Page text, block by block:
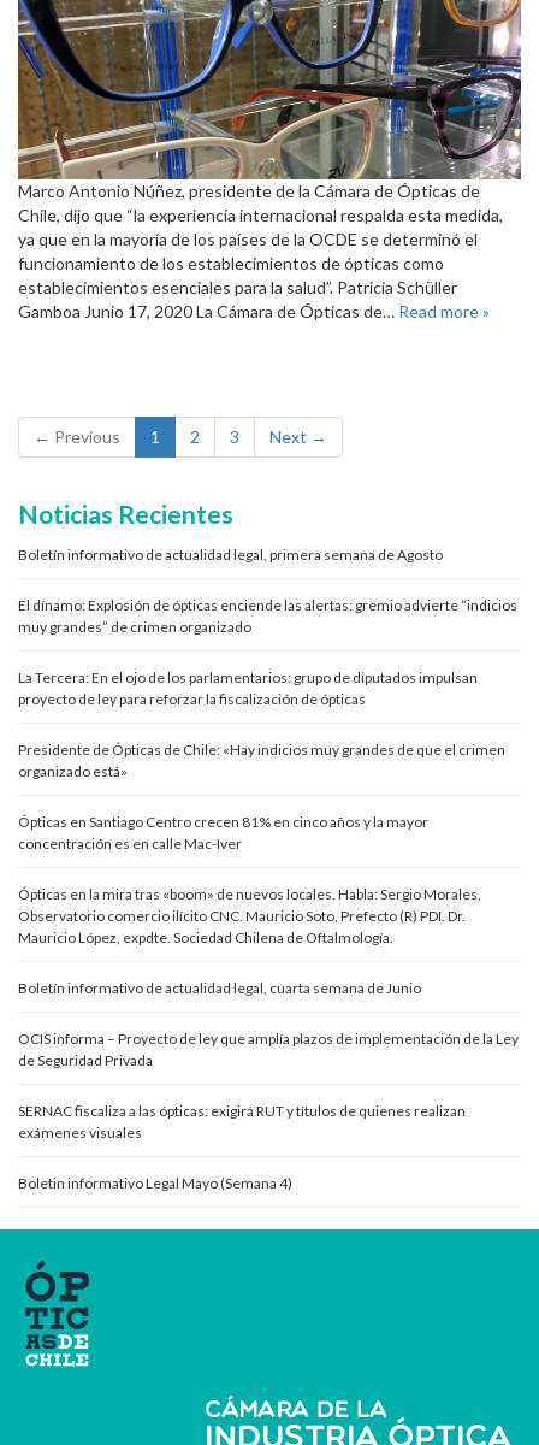
Marco Antonio Núñez, presidente de la Cámara de Ópticas de
Chile, dijo que “la experiencia internacional respalda esta medida,
ya que en la mayoría de los países de la OCDE se determinó el
funcionamiento de los establecimientos de ópticas como
establecimientos esenciales para la salud”. Patricia Schüller
Gamboa Junio 17, 2020 La Cámara de Ópticas de… Read more »
← Previous 1 2 3 Next →
Noticias Recientes
Boletín informativo de actualidad legal, primera semana de Agosto
El dínamo: Explosión de ópticas enciende las alertas: gremio advierte “indicios
muy grandes” de crimen organizado
La Tercera: En el ojo de los parlamentarios: grupo de diputados impulsan
proyecto de ley para reforzar la fiscalización de ópticas
Presidente de Ópticas de Chile: «Hay indicios muy grandes de que el crimen
organizado está»
Ópticas en Santiago Centro crecen 81% en cinco años y la mayor
concentración es en calle Mac-Iver
Ópticas en la mira tras «boom» de nuevos locales. Habla: Sergio Morales,
Observatorio comercio ilícito CNC. Mauricio Soto, Prefecto (R) PDI. Dr.
Mauricio López, expdte. Sociedad Chilena de Oftalmología.
Boletín informativo de actualidad legal, cuarta semana de Junio
OCIS informa – Proyecto de ley que amplía plazos de implementación de la Ley
de Seguridad Privada
SERNAC fiscaliza a las ópticas: exigirá RUT y títulos de quienes realizan
exámenes visuales
Boletin informativo Legal Mayo (Semana 4)